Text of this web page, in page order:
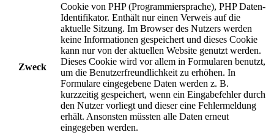
Zweck
Cookie von PHP (Programmiersprache), PHP Daten-
Identifikator. Enthält nur einen Verweis auf die
aktuelle Sitzung. Im Browser des Nutzers werden
keine Informationen gespeichert und dieses Cookie
kann nur von der aktuellen Website genutzt werden.
Dieses Cookie wird vor allem in Formularen benutzt,
um die Benutzerfreundlichkeit zu erhöhen. In
Formulare eingegebene Daten werden z. B.
kurzzeitig gespeichert, wenn ein Eingabefehler durch
den Nutzer vorliegt und dieser eine Fehlermeldung
erhält. Ansonsten müssten alle Daten erneut
eingegeben werden.